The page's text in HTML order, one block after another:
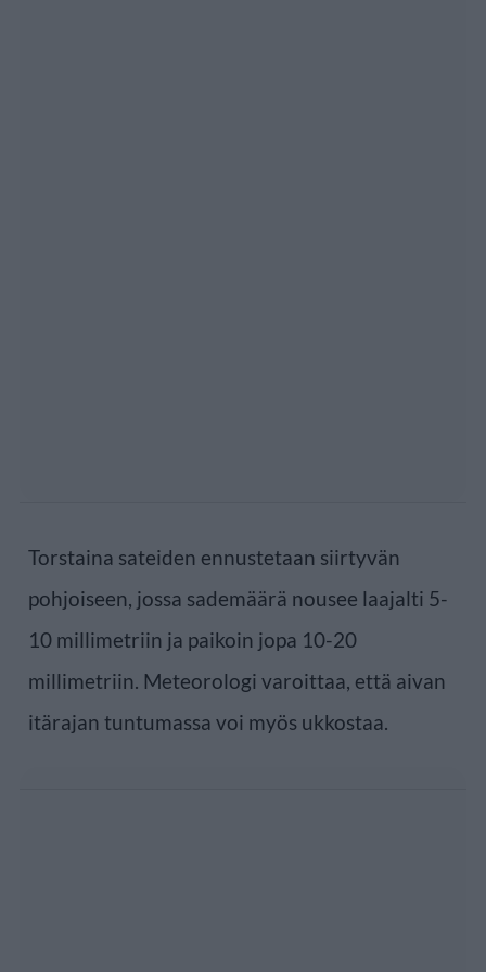
Torstaina sateiden ennustetaan siirtyvän
pohjoiseen, jossa sademäärä nousee laajalti 5-
10 millimetriin ja paikoin jopa 10-20
millimetriin. Meteorologi varoittaa, että aivan
itärajan tuntumassa voi myös ukkostaa.